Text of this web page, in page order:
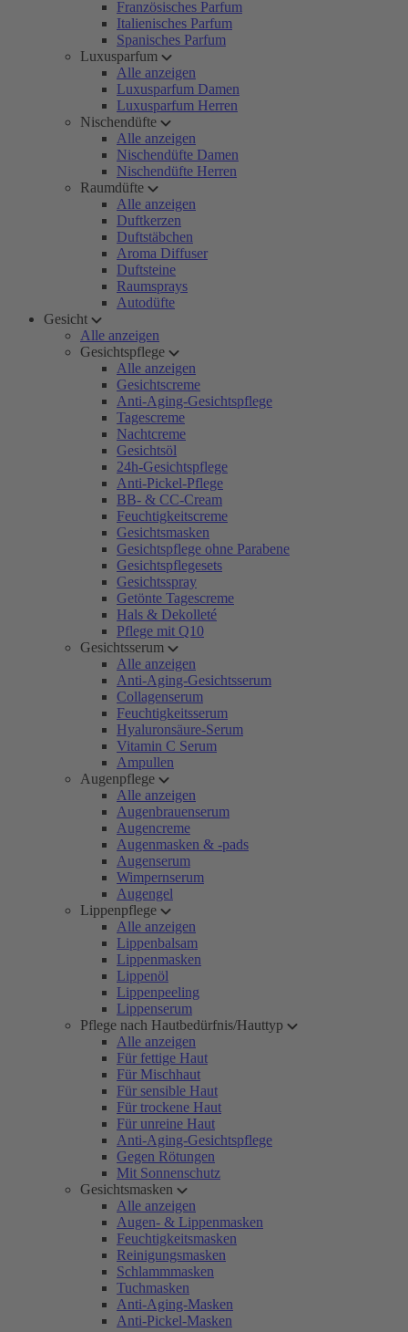
Französisches Parfum
Italienisches Parfum
Spanisches Parfum
Luxusparfum
Alle anzeigen
Luxusparfum Damen
Luxusparfum Herren
Nischendüfte
Alle anzeigen
Nischendüfte Damen
Nischendüfte Herren
Raumdüfte
Alle anzeigen
Duftkerzen
Duftstäbchen
Aroma Diffuser
Duftsteine
Raumsprays
Autodüfte
Gesicht
Alle anzeigen
Gesichtspflege
Alle anzeigen
Gesichtscreme
Anti-Aging-Gesichtspflege
Tagescreme
Nachtcreme
Gesichtsöl
24h-Gesichtspflege
Anti-Pickel-Pflege
BB- & CC-Cream
Feuchtigkeitscreme
Gesichtsmasken
Gesichtspflege ohne Parabene
Gesichtspflegesets
Gesichtsspray
Getönte Tagescreme
Hals & Dekolleté
Pflege mit Q10
Gesichtsserum
Alle anzeigen
Anti-Aging-Gesichtsserum
Collagenserum
Feuchtigkeitsserum
Hyaluronsäure-Serum
Vitamin C Serum
Ampullen
Augenpflege
Alle anzeigen
Augenbrauenserum
Augencreme
Augenmasken & -pads
Augenserum
Wimpernserum
Augengel
Lippenpflege
Alle anzeigen
Lippenbalsam
Lippenmasken
Lippenöl
Lippenpeeling
Lippenserum
Pflege nach Hautbedürfnis/Hauttyp
Alle anzeigen
Für fettige Haut
Für Mischhaut
Für sensible Haut
Für trockene Haut
Für unreine Haut
Anti-Aging-Gesichtspflege
Gegen Rötungen
Mit Sonnenschutz
Gesichtsmasken
Alle anzeigen
Augen- & Lippenmasken
Feuchtigkeitsmasken
Reinigungsmasken
Schlammmasken
Tuchmasken
Anti-Aging-Masken
Anti-Pickel-Masken